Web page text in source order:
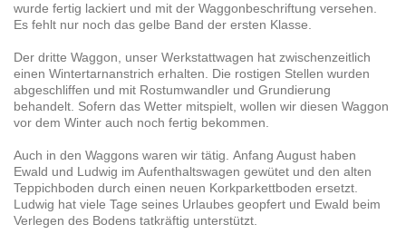
wurde fertig lackiert und mit der Waggonbeschriftung versehen.
Es fehlt nur noch das gelbe Band der ersten Klasse.
Der dritte Waggon, unser Werkstattwagen hat zwischenzeitlich
einen Wintertarnanstrich erhalten. Die rostigen Stellen wurden
abgeschliffen und mit Rostumwandler und Grundierung
behandelt. Sofern das Wetter mitspielt, wollen wir diesen Waggon
vor dem Winter auch noch fertig bekommen.
Auch in den Waggons waren wir tätig. Anfang August haben
Ewald und Ludwig im Aufenthaltswagen gewütet und den alten
Teppichboden durch einen neuen Korkparkettboden ersetzt.
Ludwig hat viele Tage seines Urlaubes geopfert und Ewald beim
Verlegen des Bodens tatkräftig unterstützt.